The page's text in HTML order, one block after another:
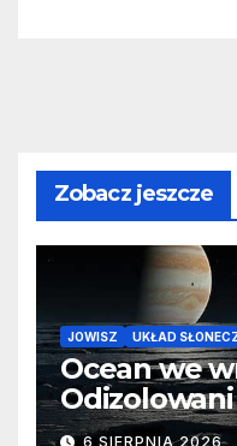
Zobacz jeszcze
JOWISZ UKŁAD
Ocean we
barierę
6 SIERPNIA 2026